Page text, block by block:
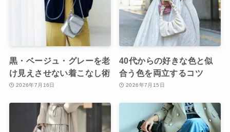
黒・ベージュ・グレーを老
け見えさせない着こなし術
2026年7月16日
40代からの好きな色と似
合う色を両立するコツ
2026年7月15日